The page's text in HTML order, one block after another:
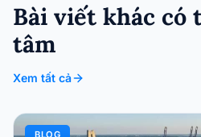
Bài viết khác có
tâm
Xem tất cả
BLOG